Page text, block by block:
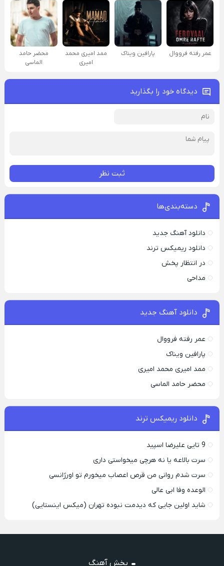
عمر رفته فرووال پارافين ویناک
ممد امیری محمد
امیری
محضر حامد
الماسی
دیدگاه خود را بگذارید
ثبت نظر
دسته‌بندی‌ها
دانلود آهنگ جدید
دانلود ریمیکس ترند
در انتظار پخش
مداحی
دانلود آهنگ جدید
عمر رفته فرووال
پارافين ویناک
ممد امیری محمد امیری
محضر حامد الماسی
دانلود ریمیکس ترند
9 تایی علیرضا اسپید
سرت بالاعه یا نه هرچی میخواستی داری
سرت شدم روانی من قرص اعصاب میخورم تو اورژانسی
الوعده وفا ابی عالی
شاید اولین جایی که دیدمت نبوده تهران (میکس اینستایی)
پخش آهنگ